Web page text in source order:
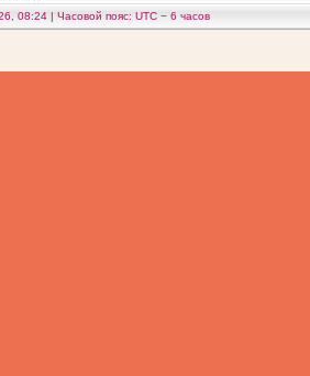
08:24 | Часовой пояс: UTC − 6 часов